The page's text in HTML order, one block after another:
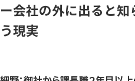
ー会社の外に出ると
う現実